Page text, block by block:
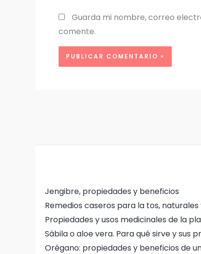
Guarda mi nombre, correo
comente.
Jengibre, propiedades y beneficios
Remedios caseros para la tos,
Propiedades y usos medicinales de la
Sábila o aloe vera. Para qué sirve y sus
Orégano: propiedades y beneficios de